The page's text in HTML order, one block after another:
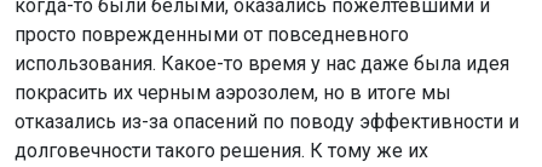
когда-то были белыми, оказались пожелтевшими и
просто поврежденными от повседневного
использования. Какое-то время у нас даже была идея
покрасить их черным аэрозолем, но в итоге мы
отказались из-за опасений по поводу эффективности и
долговечности такого решения. К тому же их